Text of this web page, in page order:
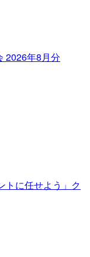
2026年8月分
トに任せよう」ク